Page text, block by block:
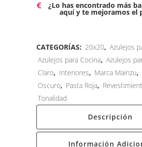
¿Lo has encontrado más
aquí y te mejoramos el
CATEGORÍAS: 20x20, Azulejos
Azulejos para Cocina, Azulejos
Claro, Interiores, Marca Mainzu,
Oscuro, Pasta Roja,
Tonalidad
Descripción
Información